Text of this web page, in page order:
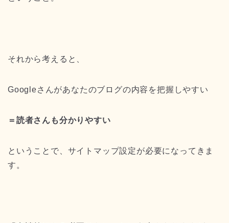
それから考えると、
Googleさんがあなたのブログの内容を把握しやすい
＝読者さんも分かりやすい
ということで、サイトマップ設定が必要になってきま
す。